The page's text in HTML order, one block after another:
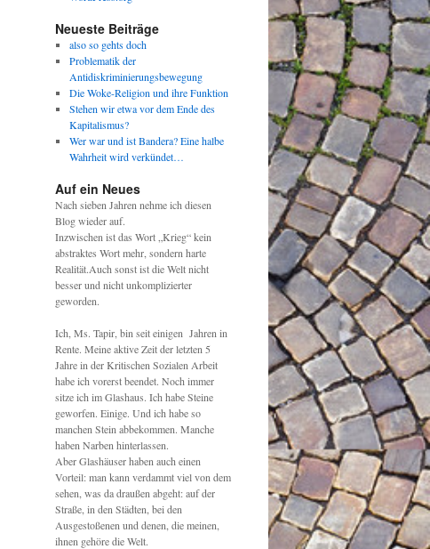
Neueste Beiträge
also so gehts doch
Problematik der
Antidiskriminierungsbewegung
Die Woke-Religion und ihre Funktion
Stehen wir etwa vor dem Ende des
Kapitalismus?
Wer war und ist Bandera? Eine halbe
Wahrheit wird verkündet…
Auf ein Neues
Nach sieben Jahren nehme ich diesen
Blog wieder auf.
Inzwischen ist das Wort „Krieg“ kein
abstraktes Wort mehr, sondern harte
Realität.Auch sonst ist die Welt nicht
besser und nicht unkomplizierter
geworden.
Ich, Ms. Tapir, bin seit einigen Jahren in
Rente. Meine aktive Zeit der letzten 5
Jahre in der Kritischen Sozialen Arbeit
habe ich vorerst beendet. Noch immer
sitze ich im Glashaus. Ich habe Steine
geworfen. Einige. Und ich habe so
manchen Stein abbekommen. Manche
haben Narben hinterlassen.
Aber Glashäuser haben auch einen
Vorteil: man kann verdammt viel von dem
sehen, was da draußen abgeht: auf der
Straße, in den Städten, bei den
Ausgestoßenen und denen, die meinen,
ihnen gehöre die Welt.